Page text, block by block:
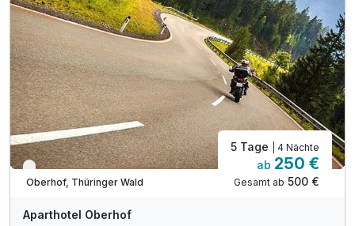
Massagen nach Vereinbarung möglich
Verfügbar bis November
Oberhof, Thüringer Wald
5 Tage | 4 Nächte
ab 250 €
Gesamt ab 500 €
Aparthotel Oberhof